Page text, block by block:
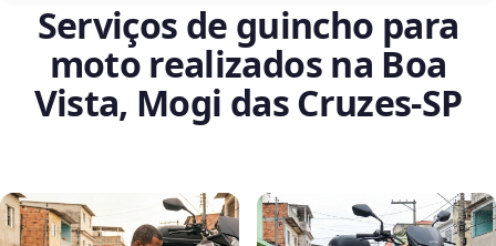
Serviços de guincho para
moto realizados na Boa
Vista, Mogi das Cruzes‑SP